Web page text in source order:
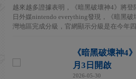
越來越多證據表明，《暗黑破壞神4》將登
日外媒nintendo everything發現，《暗黑
灣地區完成分級，官網顯示分級是在今年四
《暗黑破壞神4
月3日開啟
2026-05-30